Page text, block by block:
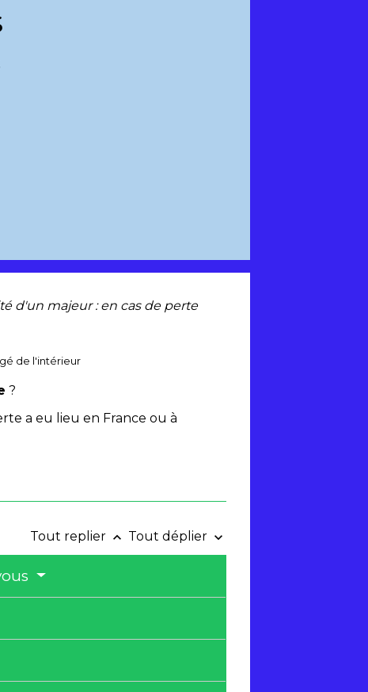
d'un majeur : en cas de perte
de l'intérieur
?
a eu lieu en France ou à
Tout replier keyboard_arrow_up Tout déplier keyboard_arrow_down